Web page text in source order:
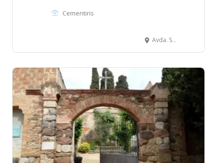
Cementiris
Avda. Salvador Dalí, 23 - CADAQUÉS